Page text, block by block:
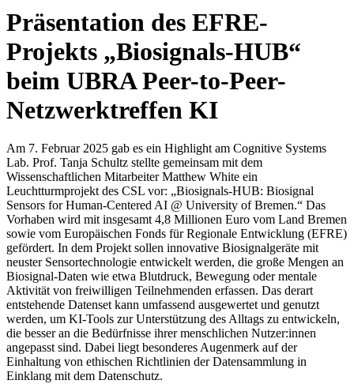
Präsentation des EFRE-
Projekts „Biosignals-HUB“
beim UBRA Peer-to-Peer-
Netzwerktreffen KI
Am 7. Februar 2025 gab es ein Highlight am Cognitive Systems
Lab. Prof. Tanja Schultz stellte gemeinsam mit dem
Wissenschaftlichen Mitarbeiter Matthew White ein
Leuchtturmprojekt des CSL vor: „Biosignals-HUB: Biosignal
Sensors for Human-Centered AI @ University of Bremen.“ Das
Vorhaben wird mit insgesamt 4,8 Millionen Euro vom Land Bremen
sowie vom Europäischen Fonds für Regionale Entwicklung (EFRE)
gefördert. In dem Projekt sollen innovative Biosignalgeräte mit
neuster Sensortechnologie entwickelt werden, die große Mengen an
Biosignal-Daten wie etwa Blutdruck, Bewegung oder mentale
Aktivität von freiwilligen Teilnehmenden erfassen. Das derart
entstehende Datenset kann umfassend ausgewertet und genutzt
werden, um KI-Tools zur Unterstützung des Alltags zu entwickeln,
die besser an die Bedürfnisse ihrer menschlichen Nutzer:innen
angepasst sind. Dabei liegt besonderes Augenmerk auf der
Einhaltung von ethischen Richtlinien der Datensammlung in
Einklang mit dem Datenschutz.